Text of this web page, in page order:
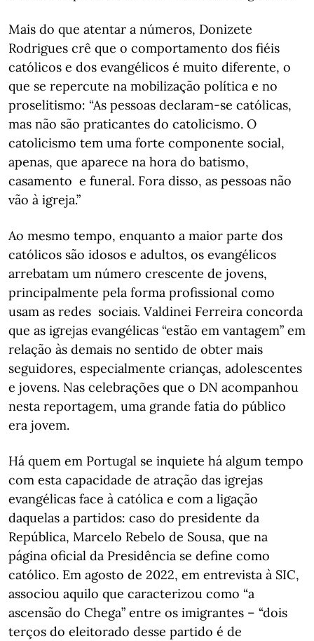
Mais do que atentar a números, Donizete
Rodrigues crê que o comportamento dos fiéis
católicos e dos evangélicos é muito diferente, o
que se repercute na mobilização política e no
proselitismo: “As pessoas declaram-se católicas,
mas não são praticantes do catolicismo. O
catolicismo tem uma forte componente social,
apenas, que aparece na hora do batismo,
casamento e funeral. Fora disso, as pessoas não
vão à igreja.”
Ao mesmo tempo, enquanto a maior parte dos
católicos são idosos e adultos, os evangélicos
arrebatam um número crescente de jovens,
principalmente pela forma profissional como
usam as redes sociais. Valdinei Ferreira concorda
que as igrejas evangélicas “estão em vantagem” em
relação às demais no sentido de obter mais
seguidores, especialmente crianças, adolescentes
e jovens. Nas celebrações que o DN acompanhou
nesta reportagem, uma grande fatia do público
era jovem.
Há quem em Portugal se inquiete há algum tempo
com esta capacidade de atração das igrejas
evangélicas face à católica e com a ligação
daquelas a partidos: caso do presidente da
República, Marcelo Rebelo de Sousa, que na
página oficial da Presidência se define como
católico. Em agosto de 2022, em entrevista à SIC,
associou aquilo que caracterizou como “a
ascensão do Chega” entre os imigrantes – “dois
terços do eleitorado desse partido é de